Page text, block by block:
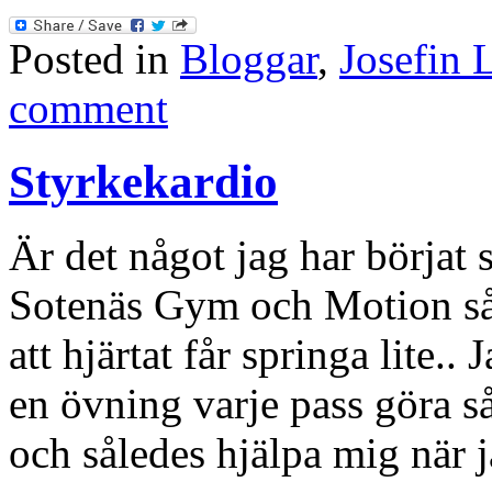
Posted in Bloggar, Josefin
comment
Styrkekardio
Är det något jag har börjat
Sotenäs Gym och Motion
att hjärtat får springa lite..
en övning varje pass göra
och således hjälpa mig